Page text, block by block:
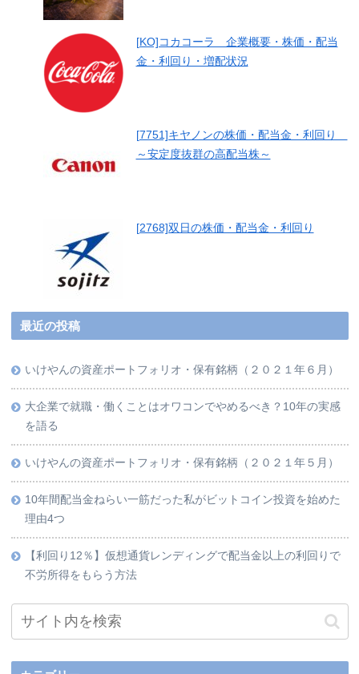
[KO]コカコーラ 企業概要・株価・配当
金・利回り・増配状況
[7751]キヤノンの株価・配当金・利回り
～安定度抜群の高配当株～
[2768]双日の株価・配当金・利回り
最近の投稿
いけやんの資産ポートフォリオ・保有銘柄（２０２１年６月）
大企業で就職・働くことはオワコンでやめるべき？10年の実感
を語る
いけやんの資産ポートフォリオ・保有銘柄（２０２１年５月）
10年間配当金ねらい一筋だった私がビットコイン投資を始めた
理由4つ
【利回り12％】仮想通貨レンディングで配当金以上の利回りで
不労所得をもらう方法